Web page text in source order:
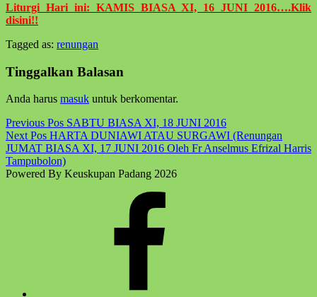
Liturgi Hari ini: KAMIS BIASA XI, 16 JUNI 2016….Klik
disini!!
Tagged as: renungan
back
main
Tinggalkan Balasan
Anda harus masuk untuk berkomentar.
Post
navigation
Previous Pos SABTU BIASA XI, 18 JUNI 2016
Next Pos HARTA DUNIAWI ATAU SURGAWI (Renungan
JUMAT BIASA XI, 17 JUNI 2016 Oleh Fr Anselmus Efrizal Harris
Tampubolon)
Powered By Keuskupan Padang 2026